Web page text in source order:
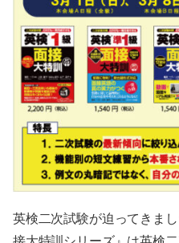
英検二次試験が迫ってきま